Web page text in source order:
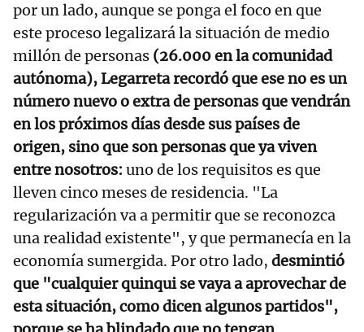
por un lado, aunque se ponga el foco en que
este proceso legalizará la situación de medio
millón de personas (26.000 en la comunidad
autónoma), Legarreta recordó que ese no es un
número nuevo o extra de personas que vendrán
en los próximos días desde sus países de
origen, sino que son personas que ya viven
entre nosotros: uno de los requisitos es que
lleven cinco meses de residencia. "La
regularización va a permitir que se reconozca
una realidad existente", y que permanecía en la
economía sumergida. Por otro lado, desmintió
que "cualquier quinqui se vaya a aprovechar de
esta situación, como dicen algunos partidos",